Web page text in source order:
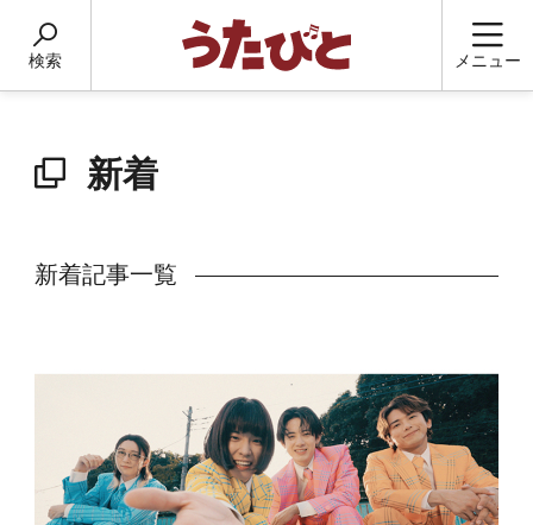
検索 メニュー
新着
新着記事一覧